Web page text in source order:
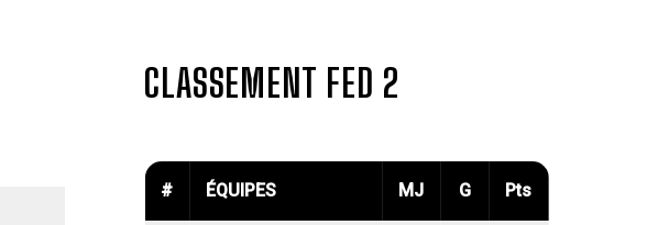
CLASSEMENT FED 2
# ÉQUIPES MJ G Pts